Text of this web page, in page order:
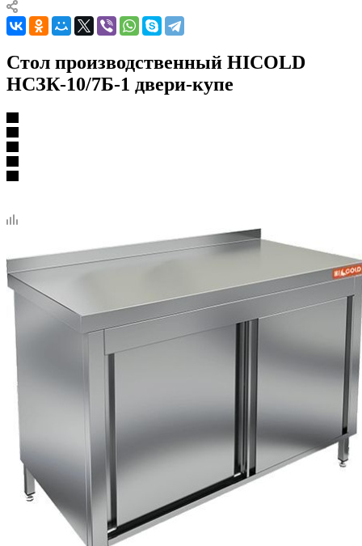
Стол производственный HICOLD
НСЗК-10/7Б-1 двери-купе